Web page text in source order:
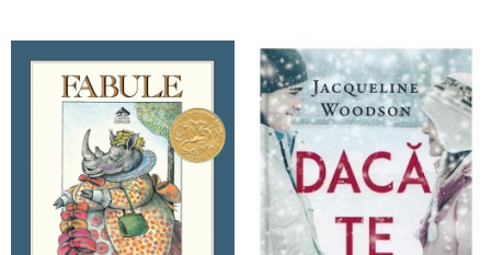
Editura Vellant
Editura Verba